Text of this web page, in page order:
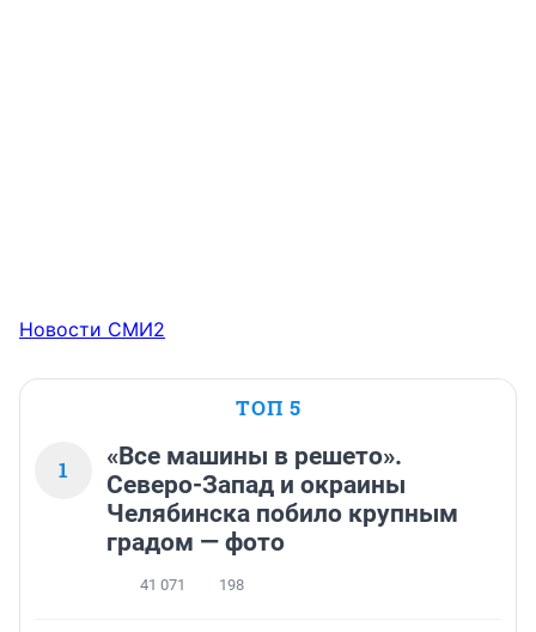
Новости СМИ2
ТОП 5
1
«Все машины в решето».
Северо-Запад и окраины
Челябинска побило крупным
градом — фото
41 071 198